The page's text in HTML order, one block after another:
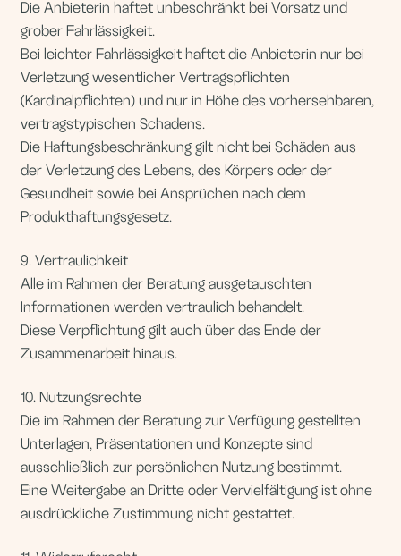
ausschließlich zur persönlichen Nutzung bestimmt.
Eine Weitergabe an Dritte oder Vervielfältigung ist ohne
ausdrückliche Zustimmung nicht gestattet.
11. Widerrufsrecht
Sie haben das Recht, binnen vierzehn Tagen ohne
Angabe von Gründen diesen Vertrag zu widerrufen.
Die Widerrufsfrist beträgt vierzehn Tage ab dem Tag des
Vertragsschlusses.
Katja Timoschenko
Latumer Str. 7
40668 Meerbusch
mittels einer eindeutigen Erklärung (z. B. per E-Mail oder
Brief) über Ihren Entschluss, diesen Vertrag zu
Zur Wahrung der Widerrufsfrist reicht es aus, dass Sie
die Mitteilung über die Ausübung des Widerrufsrechts
vor Ablauf der Widerrufsfrist absenden.
Muster-Widerrufsformular
(Wenn Sie den Vertrag widerrufen wollen, dann füllen